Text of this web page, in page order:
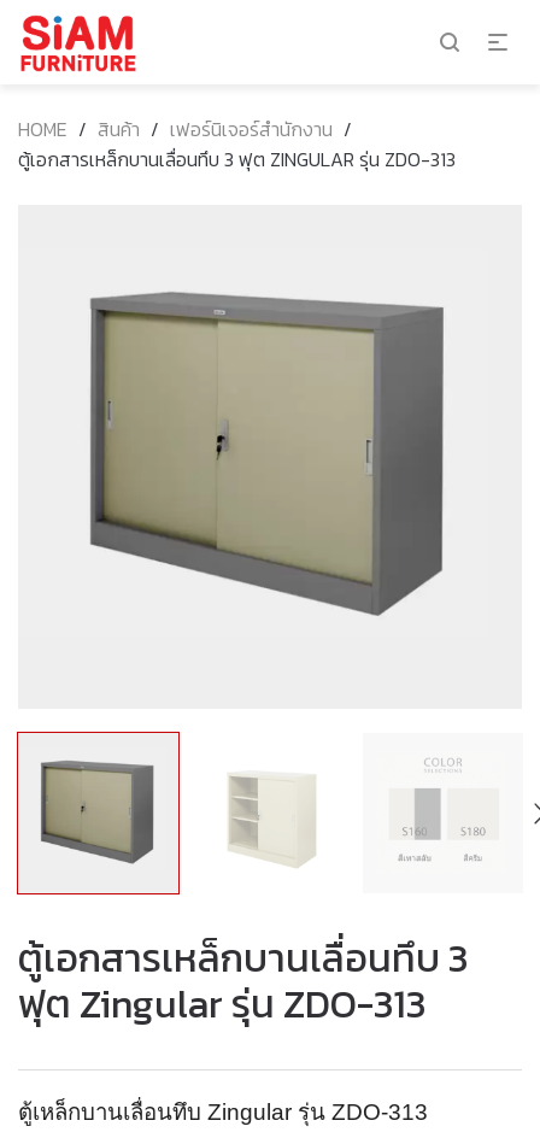
HOME / สินค้า / เฟอร์นิเจอร์สำนักงาน /
ตู้เอกสารเหล็กบานเลื่อนทึบ 3 ฟุต ZINGULAR รุ่น ZDO-313
ตู้เอกสารเหล็กบานเลื่อนทึบ 3
ฟุต Zingular รุ่น ZDO-313
ตู้เหล็กบานเลื่อนทึบ Zingular รุ่น ZDO-313